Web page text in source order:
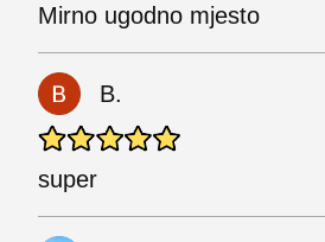
Mirno ugodno mjesto
B.
super